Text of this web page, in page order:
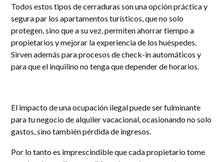
Todos estos tipos de cerraduras son una opción práctica y
segura par los apartamentos turísticos, que no solo
protegen, sino que a su vez, permiten ahorrar tiempo a
propietarios y mejorar la experiencia de los huéspedes.
Sirven además para procesos de check-in automáticos y
para que el inquilino no tenga que depender de horarios.
El impacto de una ocupación ilegal puede ser fulminante
para tu negocio de alquiler vacacional, ocasionando no solo
gastos, sino también pérdida de ingresos.
Por lo tanto es imprescindible que cada propietario tome